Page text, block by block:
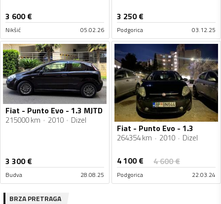
3 600€
Nikšić 05.02.26
3 250€
Podgorica 03.12.25
Fiat - Punto Evo - 1.3 MJTD
215000 km 2010 Dizel
3 300€
Budva 28.08.25
Fiat - Punto Evo - 1.3
264354 km 2010 Dizel
4 100€ 4 600€
Podgorica 22.03.24
BRZA PRETRAGA